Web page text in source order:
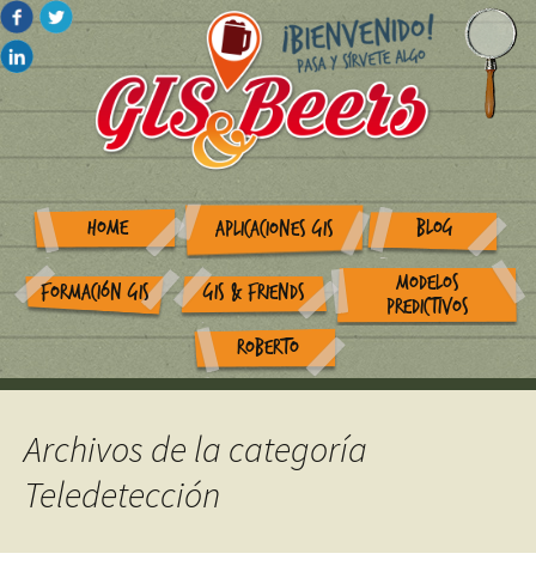
HOME APLICACIONES GIS BLOG
FORMACIÓN GIS GIS & FRIENDS
MODELOS
PREDICTIVOS
ROBERTO
Archivos de la categoría
Teledetección